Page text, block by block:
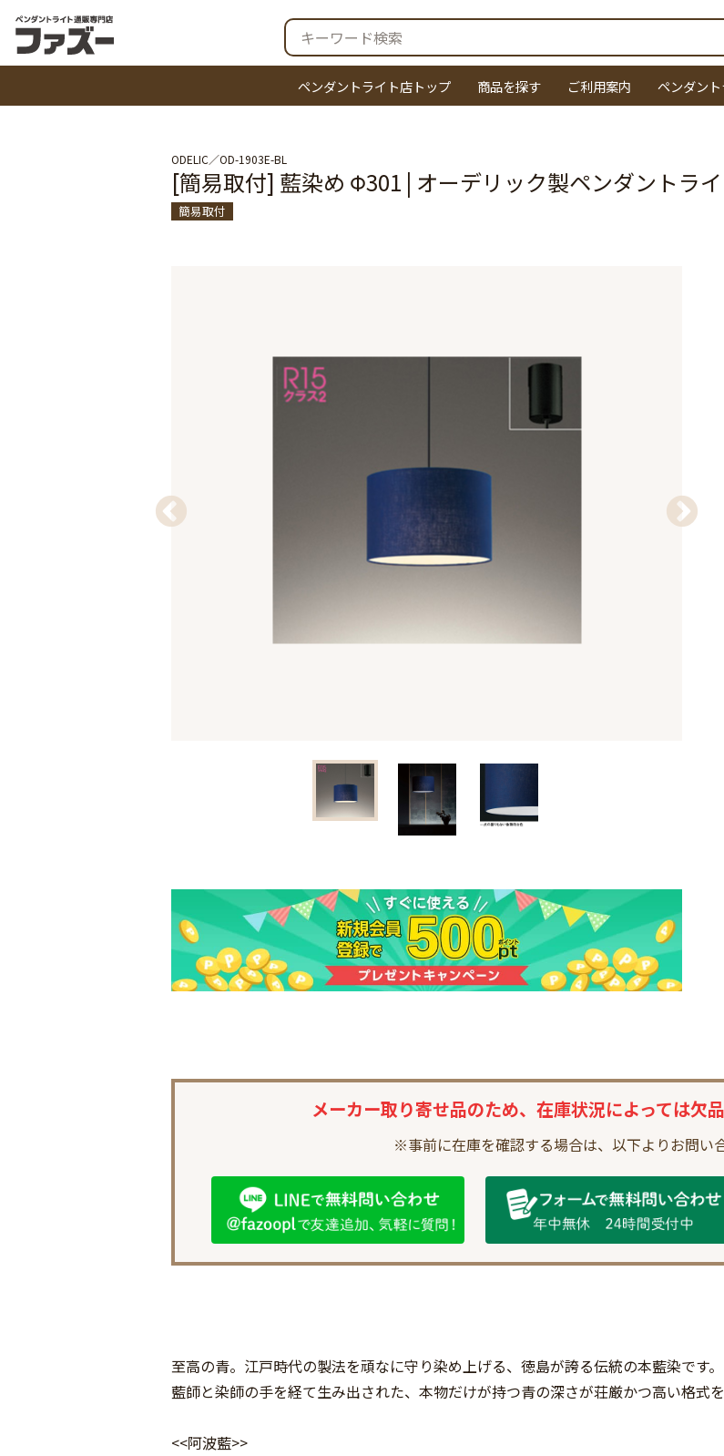
ペンダントライト店トップ 商品を探す ご利用案内 ペンダン
ODELIC OD-1903E-BL
[簡易取付] 藍染め Φ301 | オーデリック製ペンダントラ
簡易取付
メーカー取り寄せ品のため、 在庫状況によっては欠
※事前に在庫を確認する場合は、 以下よりお問い
至高の青。江戸時代の製法を頑なに守り染め上げる、徳島が誇る伝統の本藍染です。
藍師と染師の手を経て生み出された、本物だけが持つ青の深さが荘厳かつ高い格式を
<<阿波藍>>